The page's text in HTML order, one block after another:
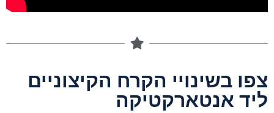
צפו בשינויי הקרח הקיצוניים
ליד אנטארקטיקה